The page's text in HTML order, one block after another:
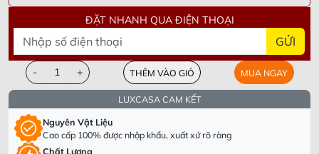
ĐẶT NHANH QUA ĐIỆN THOẠI
GỬI
- + THÊM VÀO GIỎ MUA NGAY
LUXCASA CAM KẾT
Nguyên Vật Liệu
Cao cấp 100% được nhập khẩu, xuất xứ rõ ràng
Chất Lượng